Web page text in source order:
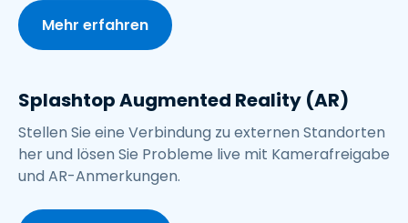
Mehr erfahren
Splashtop Augmented Reality (AR)
Stellen Sie eine Verbindung zu externen Standorten
her und lösen Sie Probleme live mit Kamerafreigabe
und AR-Anmerkungen.